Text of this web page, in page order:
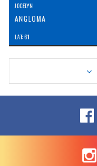
JOCELYN
ANGLOMA
LAT: 61